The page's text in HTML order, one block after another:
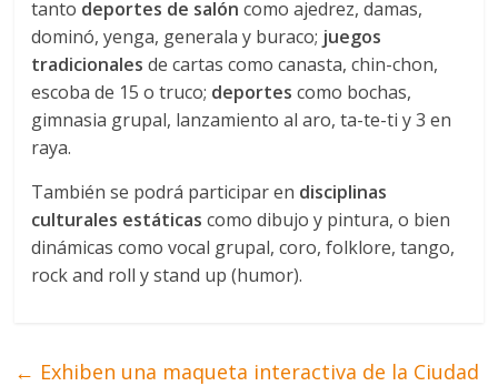
tanto deportes de salón como ajedrez, damas,
dominó, yenga, generala y buraco; juegos
tradicionales de cartas como canasta, chin-chon,
escoba de 15 o truco; deportes como bochas,
gimnasia grupal, lanzamiento al aro, ta-te-ti y 3 en
raya.
También se podrá participar en disciplinas
culturales estáticas como dibujo y pintura, o bien
dinámicas como vocal grupal, coro, folklore, tango,
rock and roll y stand up (humor).
← Exhiben una maqueta interactiva de la Ciudad